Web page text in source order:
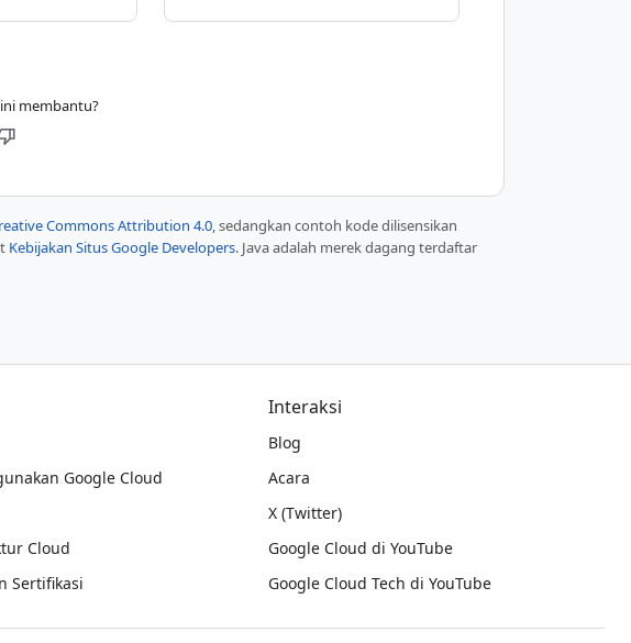
membantu?
Commons Attribution 4.0, sedangkan contoh kode dilisensikan
Kebijakan Situs Google Developers. Java adalah merek dagang terdaftar
Google Cloud
Cloud
Sertifikasi
Interaksi
Blog
Acara
X (Twitter)
Google Cloud di YouTube
Google Cloud Tech di YouTube